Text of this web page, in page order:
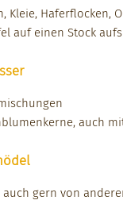
Kleie, Hafer­flock­en,
auf einen Stock
auch
auch gern von